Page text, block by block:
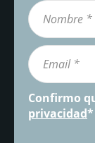
Confirmo
privacidad*